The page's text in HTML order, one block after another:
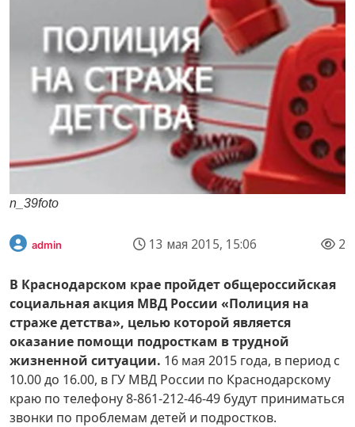
n_39foto
admin 13 мая 2015, 15:06 2
В Краснодарском крае пройдет общероссийская
социальная акция МВД России «Полиция на
страже детства», целью которой является
оказание помощи подросткам в трудной
жизненной ситуации. 16 мая 2015 года, в период с
10.00 до 16.00, в ГУ МВД России по Краснодарскому
краю по телефону 8-861-212-46-49 будут приниматься
звонки по проблемам детей и подростков.